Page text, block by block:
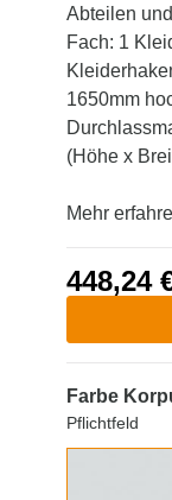
Abteilen
Fach: 1
1650mm
(Höhe x
Mehr
448,24
Farbe
Pflichtfeld